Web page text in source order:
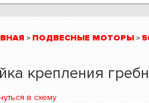
> ПОДВЕСНЫЕ МОТОРЫ >
крепления
в схему